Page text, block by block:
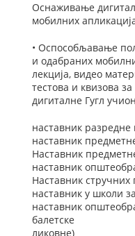
Оснаживање
мобилних
• Оспособљавање
и одабраних
лекција, видео
тестова и квизова
дигиталне Гугл
наставник разредне
наставник
Наставник
наставник
Наставник
наставник у школи
наставник
балетске
ликовне)